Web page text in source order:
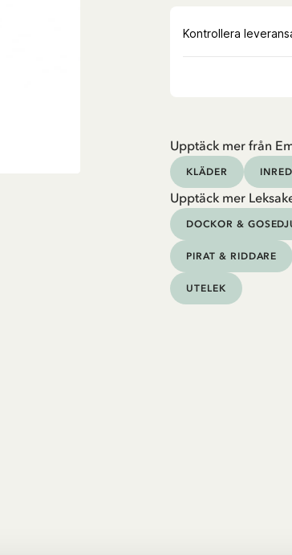
Upptäck mer från
KLÄDER
Upptäck mer
DOCKOR &
PIRAT & RIDDARE
UTELEK